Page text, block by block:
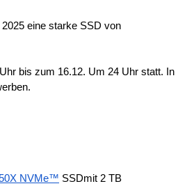
eine starke SSD von
bis zum 16.12. Um 24 Uhr statt. In
NVMe™ SSDmit 2 TB